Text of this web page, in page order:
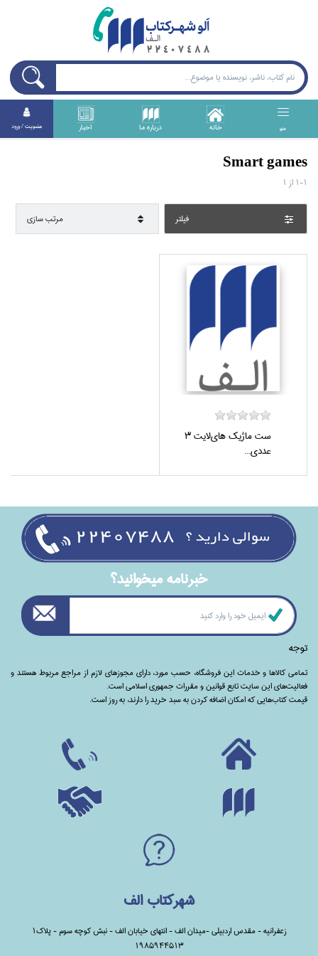
منو خانه درباره ما اخبار عضويت / ورود
Smart games
1-1 از 1
فيلتر مرتب سازي
ست ماژيك هاي‌لايت 3
عددي...
خبرنامه ميخوانيد؟
توجه
تمامی‌ کالاها و خدمات این فروشگاه، حسب مورد،‌ دارای مجوزهای لازم از مراجع مربوط هستند ‌و‌‌
فعالیت‌های این سایت تابع قوانین و مقررات جمهوری اسلامی است.
قیمت کتاب‌هایی که امکان اضافه کردن به سبد خرید را دارند،‌ به روز است.
شهرکتاب الف
زعفرانیه - مقدس اردبیلی -میدان الف - انتهای خیابان الف - نبش کوچه سوم - پلاک1
1985944513